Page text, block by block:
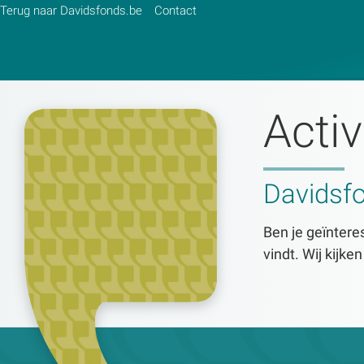
Terug naar Davidsfonds.be Contact
Ben je
vindt. Wij
Zoeken